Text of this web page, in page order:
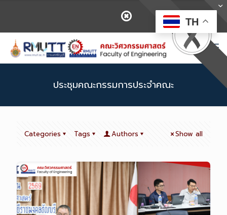
ประชุมคณะกรรมการประจำคณะ
Categories Tags Authors Show all
TH